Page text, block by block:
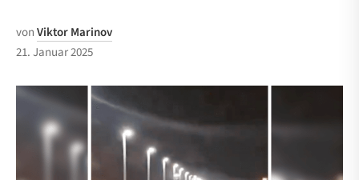
vonViktor Marinov
21. Januar 2025